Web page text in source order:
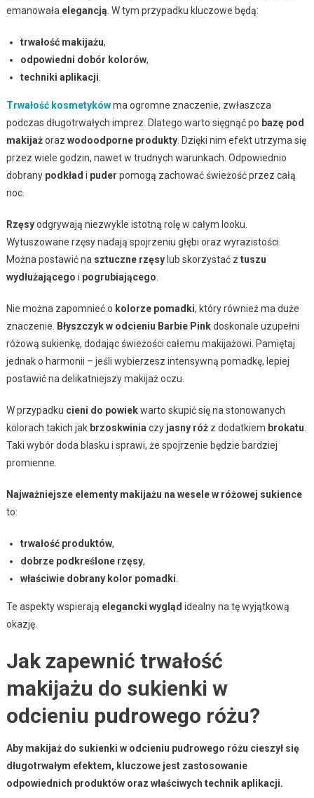
emanowała elegancją. W tym przypadku kluczowe będą:
trwałość makijażu,
odpowiedni dobór kolorów,
techniki aplikacji.
Trwałość kosmetykówma ogromne znaczenie, zwłaszcza
podczas długotrwałych imprez. Dlatego warto sięgnąć po bazę pod
makijażoraz wodoodporne produkty. Dzięki nim efekt utrzyma się
przez wiele godzin, nawet w trudnych warunkach. Odpowiednio
dobrany podkład i puder pomogą zachować świeżość przez całą
noc.
Rzęsyodgrywają niezwykle istotną rolę w całym looku.
Wytuszowane rzęsy nadają spojrzeniu głębi oraz wyrazistości.
Można postawić na sztuczne rzęsylub skorzystać z tuszu
wydłużającego i pogrubiającego.
Nie można zapomnieć o kolorze pomadki, który również ma duże
znaczenie. Błyszczyk w odcieniu Barbie Pinkdoskonale uzupełni
różową sukienkę, dodając świeżości całemu makijażowi. Pamiętaj
jednak o harmonii – jeśli wybierzesz intensywną pomadkę, lepiej
postawić na delikatniejszy makijaż oczu.
W przypadku cieni do powiekwarto skupić się na stonowanych
kolorach takich jak brzoskwiniaczy jasny różz dodatkiem brokatu.
Taki wybór doda blasku i sprawi, że spojrzenie będzie bardziej
promienne.
Najważniejsze elementy makijażu na wesele w różowej sukience
to:
trwałość produktów,
dobrze podkreślone rzęsy,
właściwie dobrany kolor pomadki.
Te aspekty wspierają elegancki wygląd idealny na tę wyjątkową
okazję.
Jak zapewnić trwałość
makijażu do sukienki w
odcieniu pudrowego różu?
Aby makijaż do sukienki w odcieniu pudrowego różu cieszył się
długotrwałym efektem, kluczowe jest zastosowanie
odpowiednich produktów oraz właściwych technik aplikacji.